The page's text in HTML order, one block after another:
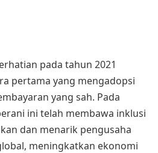
pada tahun 2021
pertama yang mengadopsi
yang sah. Pada
ini telah membawa inklusi
dan menarik pengusaha
meningkatkan ekonomi